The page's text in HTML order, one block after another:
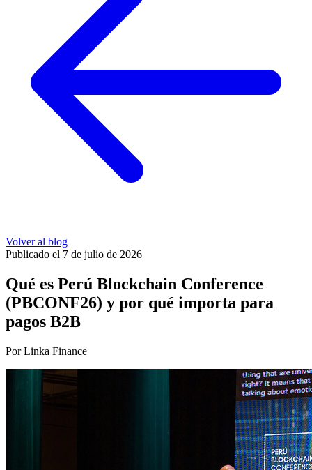
Volver al blog
Publicado el 7 de julio de 2026
Qué es Perú Blockchain Conference
(PBCONF26) y por qué importa para
pagos B2B
Por Linka Finance